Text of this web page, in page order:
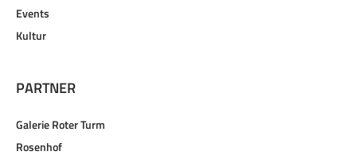
Events
Kultur
PARTNER
Galerie Roter Turm
Rosenhof